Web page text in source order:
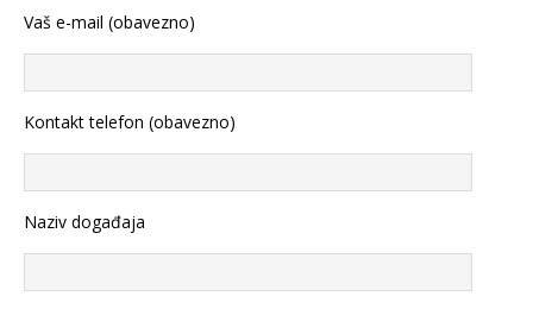
Vaš e-mail (obavezno)
Kontakt telefon (obavezno)
Naziv događaja